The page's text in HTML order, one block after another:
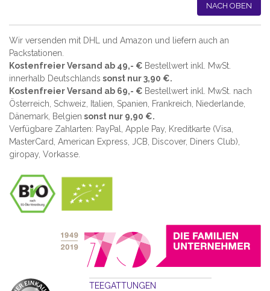
NACH OBEN
Wir versenden mit DHL und Amazon und liefern auch an
Packstationen.
Kostenfreier Versand ab 49,- € Bestellwert inkl. MwSt.
innerhalb Deutschlands sonst nur 3,90 €.
Kostenfreier Versand ab 69,- € Bestellwert inkl. MwSt. nach
Österreich, Schweiz, Italien, Spanien, Frankreich, Niederlande,
Dänemark, Belgien sonst nur 9,90 €.
Verfügbare Zahlarten: PayPal, Apple Pay, Kreditkarte (Visa,
MasterCard, American Express, JCB, Discover, Diners Club),
giropay, Vorkasse.
TEEGATTUNGEN